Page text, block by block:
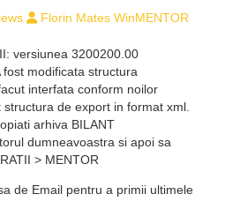
Florin Mates WinMENTOR
versiunea 3200200.00
modificata structura
interfata conform noilor
de export in format xml.
arhiva BILANT
dumneavoastra si apoi sa
> MENTOR
de Email pentru a primii ultimele